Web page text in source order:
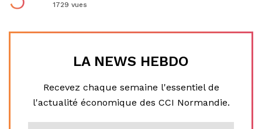
1729 vues
LA NEWS HEBDO
Recevez chaque semaine l'essentiel de
l'actualité économique des CCI Normandie.